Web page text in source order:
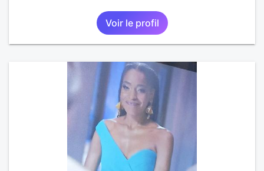
Voir le profil